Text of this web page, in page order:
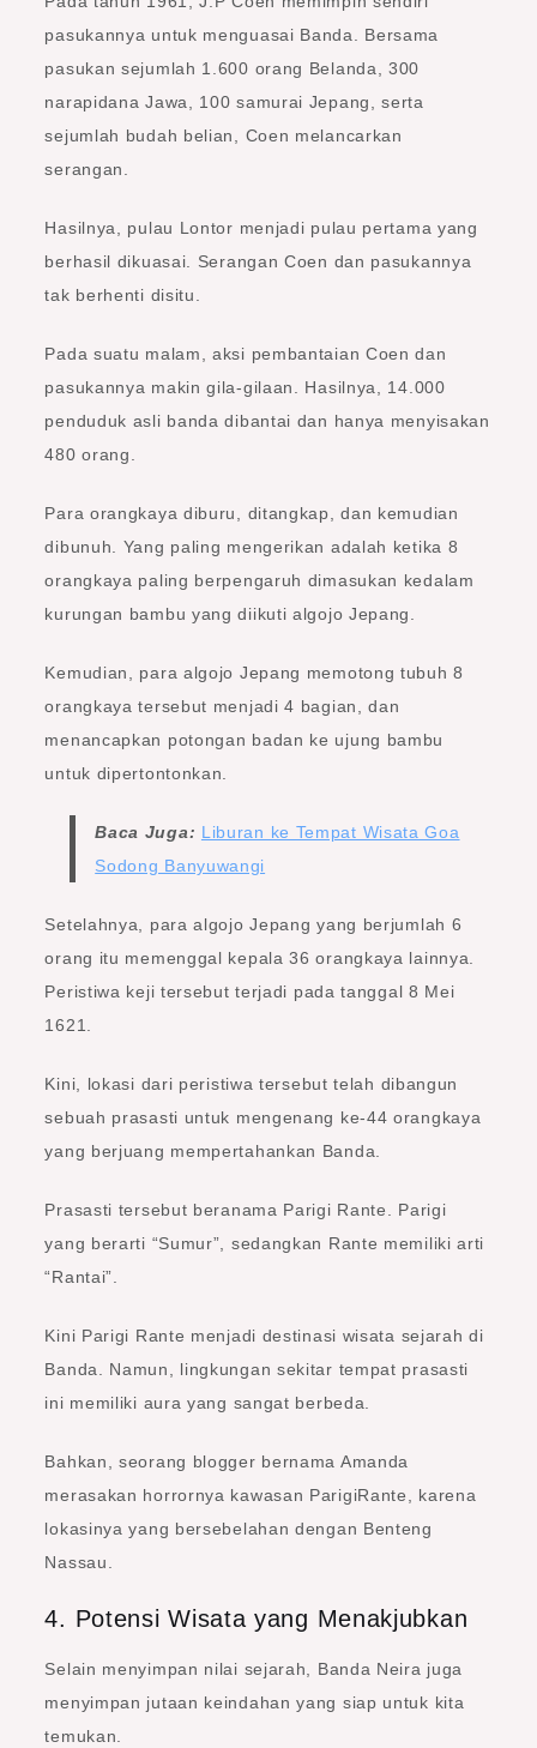
pasukannya untuk menguasai Banda. Bersama
pasukan sejumlah 1.600 orang Belanda, 300
narapidana Jawa, 100 samurai Jepang, serta
sejumlah budah belian, Coen melancarkan
serangan.
Hasilnya, pulau Lontor menjadi pulau pertama yang
berhasil dikuasai. Serangan Coen dan pasukannya
tak berhenti disitu.
Pada suatu malam, aksi pembantaian Coen dan
pasukannya makin gila-gilaan. Hasilnya, 14.000
penduduk asli banda dibantai dan hanya menyisakan
480 orang.
Para orangkaya diburu, ditangkap, dan kemudian
dibunuh. Yang paling mengerikan adalah ketika 8
orangkaya paling berpengaruh dimasukan kedalam
kurungan bambu yang diikuti algojo Jepang.
Kemudian, para algojo Jepang memotong tubuh 8
orangkaya tersebut menjadi 4 bagian, dan
menancapkan potongan badan ke ujung bambu
untuk dipertontonkan.
Baca Juga: Liburan ke Tempat Wisata Goa
Sodong Banyuwangi
Setelahnya, para algojo Jepang yang berjumlah 6
orang itu memenggal kepala 36 orangkaya lainnya.
Peristiwa keji tersebut terjadi pada tanggal 8 Mei
1621.
Kini, lokasi dari peristiwa tersebut telah dibangun
sebuah prasasti untuk mengenang ke-44 orangkaya
yang berjuang mempertahankan Banda.
Prasasti tersebut beranama Parigi Rante. Parigi
yang berarti “Sumur”, sedangkan Rante memiliki arti
“Rantai”.
Kini Parigi Rante menjadi destinasi wisata sejarah di
Banda. Namun, lingkungan sekitar tempat prasasti
ini memiliki aura yang sangat berbeda.
Bahkan, seorang blogger bernama Amanda
merasakan horrornya kawasan ParigiRante, karena
lokasinya yang bersebelahan dengan Benteng
Nassau.
4. Potensi Wisata yang Menakjubkan
Selain menyimpan nilai sejarah, Banda Neira juga
menyimpan jutaan keindahan yang siap untuk kita
temukan.